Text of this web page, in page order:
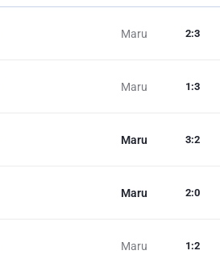
Maru 2:3
Maru 1 :3
Maru 3:2
Maru 2:0
Maru 1 :2